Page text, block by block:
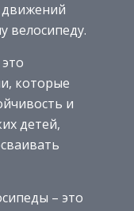
велосипеду.
которые
и
детей,
– это